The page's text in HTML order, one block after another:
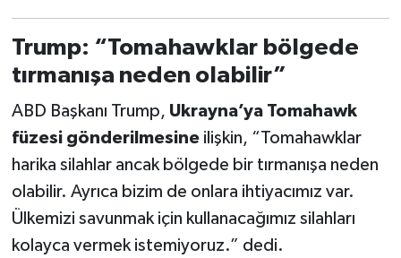
Trump: “Tomahawklar bölgede
tırmanışa neden olabilir”
ABD Başkanı Trump, Ukrayna’ya Tomahawk
füzesi gönderilmesineilişkin, “Tomahawklar
harika silahlar ancak bölgede bir tırmanışa neden
olabilir. Ayrıca bizim de onlara ihtiyacımız var.
Ülkemizi savunmak için kullanacağımız silahları
kolayca vermek istemiyoruz.” dedi.